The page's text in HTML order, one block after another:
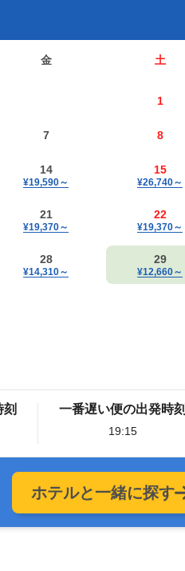
金 土
1
7 8
14
¥19,590～
15
¥26,740～
21
¥19,370～
22
¥19,370～
28
¥14,310～
29
¥12,660～
一番遅い便の出発時刻
19:15
ホテルと一緒に探す